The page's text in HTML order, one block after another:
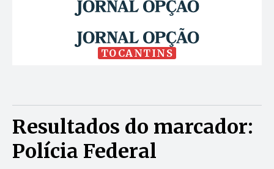
TOCANTINS
Resultados do marcador:
Polícia Federal